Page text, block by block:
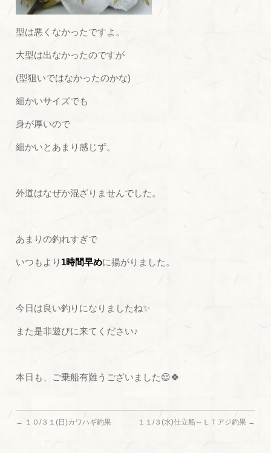
型は悪くなかったですよ。
大型は出なかったのですが
(型狙いではなかったのかな)
細かいサイズでも
身が厚いので
細かいとあまり感じず。
外道はなぜか混ざりませんでした。
あまりの釣れすぎで
いつもより 1時間早めに揚がりました。
今日は良い釣りになりましたね✨
また是非遊びに来てください♪
本日も、ご乗船有難うございました😌🍀
← １０/３１(日)カワハギ釣果 １１/３(水)仕立船～ＬＴアジ釣果 →